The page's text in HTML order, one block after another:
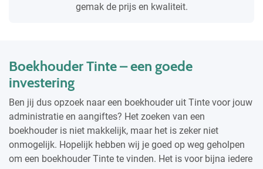
gemak de prijs en kwaliteit.
Boekhouder Tinte – een goede
investering
Ben jij dus opzoek naar een boekhouder uit Tinte voor jouw
administratie en aangiftes? Het zoeken van een
boekhouder is niet makkelijk, maar het is zeker niet
onmogelijk. Hopelijk hebben wij je goed op weg geholpen
om een boekhouder Tinte te vinden. Het is voor bijna iedere